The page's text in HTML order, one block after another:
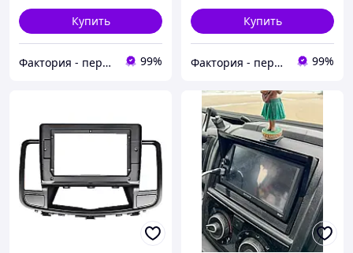
Купить
Фактория - персональная техника 99%
Купить
Фактория - персональная техника 99%